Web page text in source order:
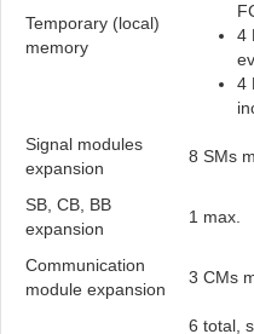
Temporary (local)
memory
4
4
Signal modules
expansion
8 SMs
SB, CB, BB
expansion
1 max.
Communication
module expansion
3 CMs
6 total,